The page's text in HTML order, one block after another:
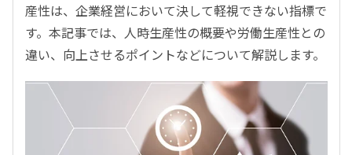
データ分析／BI
ガバナンス／リスク管理
BPR／業務改善
産性は、企業経営において決して軽視できない指標で
す。本記事では、人時生産性の概要や労働生産性との
違い、向上させるポイントなどについて解説します。